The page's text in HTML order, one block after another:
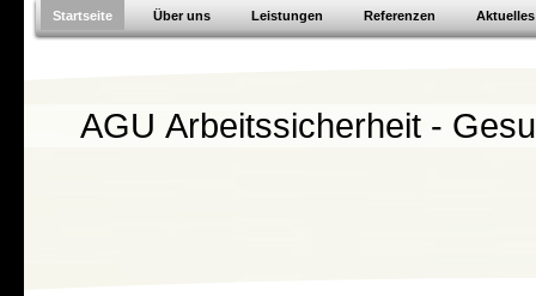
Startseite Über uns Leistungen Referenzen Aktuelles
AGU Arbeitssicherheit -